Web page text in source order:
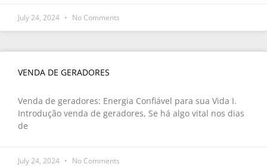
July 24, 2024 No Comments
VENDA DE GERADORES
Venda de geradores: Energia Confiável para sua Vida I.
Introdução venda de geradores, Se há algo vital nos dias
de
July 24, 2024 No Comments